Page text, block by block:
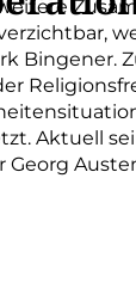
Bingener.
Aktuell